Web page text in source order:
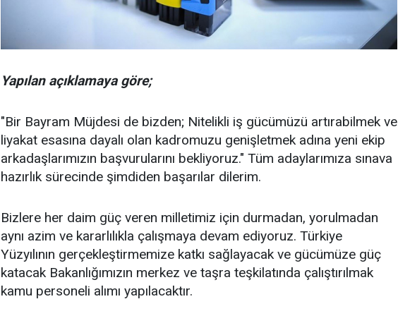
Yapılan açıklamaya göre;
"Bir Bayram Müjdesi de bizden; Nitelikli iş gücümüzü artırabilmek ve
liyakat esasına dayalı olan kadromuzu genişletmek adına yeni ekip
arkadaşlarımızın başvurularını bekliyoruz." Tüm adaylarımıza sınava
hazırlık sürecinde şimdiden başarılar dilerim.
Bizlere her daim güç veren milletimiz için durmadan, yorulmadan
aynı azim ve kararlılıkla çalışmaya devam ediyoruz. Türkiye
Yüzyılının gerçekleştirmemize katkı sağlayacak ve gücümüze güç
katacak Bakanlığımızın merkez ve taşra teşkilatında çalıştırılmak
kamu personeli alımı yapılacaktır.